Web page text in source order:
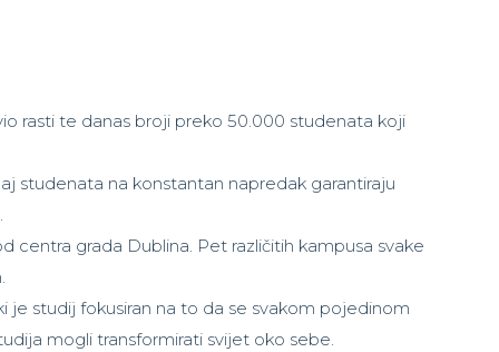
rasti te danas broji preko 50.000 studenata koji
studenata na konstantan napredak garantiraju
centra grada Dublina. Pet različitih kampusa svake
je studij fokusiran na to da se svakom pojedinom
mogli transformirati svijet oko sebe.